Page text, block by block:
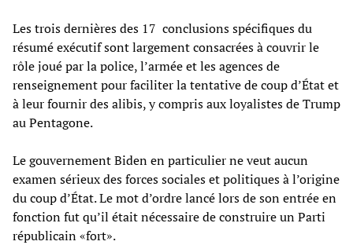
Les trois dernières des 17 conclusions spécifiques du
résumé exécutif sont largement consacrées à couvrir le
rôle joué par la police, l’armée et les agences de
renseignement pour faciliter la tentative de coup d’État et
à leur fournir des alibis, y compris aux loyalistes de Trump
au Pentagone.
Le gouvernement Biden en particulier ne veut aucun
examen sérieux des forces sociales et politiques à l’origine
du coup d’État. Le mot d’ordre lancé lors de son entrée en
fonction fut qu’il était nécessaire de construire un Parti
républicain «fort».